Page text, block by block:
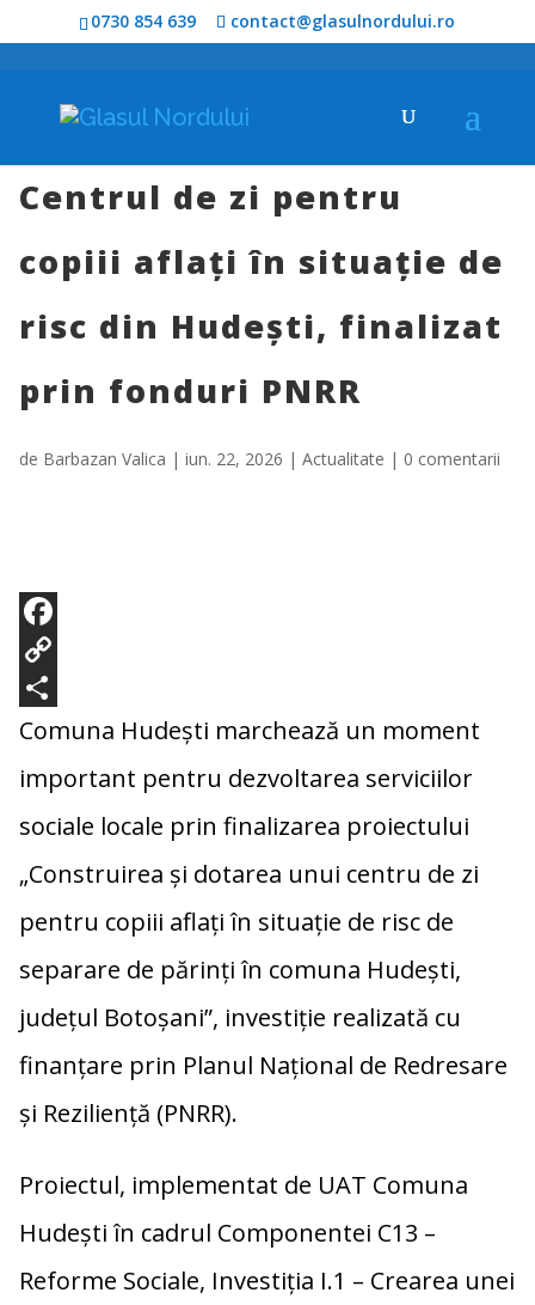
0730 854 639 contact@glasulnordului.ro
Centrul de zi pentru
copiii aflați în situație de
risc din Hudești, finalizat
prin fonduri PNRR
de Barbazan Valica | iun. 22, 2026 | Actualitate | 0 comentarii
F
a
c
e
o
o
k
C
o
p
L
i
n
P
a
t
a
j
z
ă
Comuna Hudești marchează un moment
important pentru dezvoltarea serviciilor
sociale locale prin finalizarea proiectului
„Construirea și dotarea unui centru de zi
pentru copiii aflați în situație de risc de
separare de părinți în comuna Hudești,
județul Botoșani”, investiție realizată cu
finanțare prin Planul Național de Redresare
și Reziliență (PNRR).
Proiectul, implementat de UAT Comuna
Hudești în cadrul Componentei C13 –
Reforme Sociale, Investiția I.1 – Crearea unei